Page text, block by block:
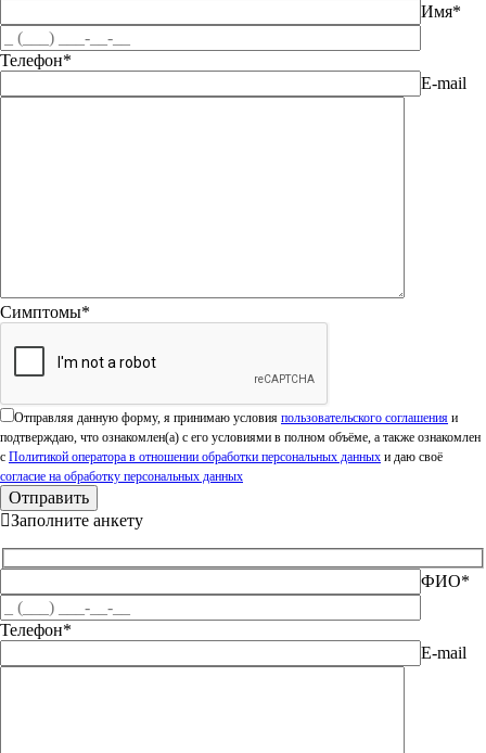
Имя*
Телефон*
E-mail
Симптомы*
Отправляя данную форму, я принимаю условия пользовательского соглашения и
подтверждаю, что ознакомлен(а) с его условиями в полном объёме, а также ознакомлен
с Политикой оператора в отношении обработки персональных данных и даю своё
согласие на обработку персональных данных
Заполните анкету
ФИО*
Телефон*
E-mail